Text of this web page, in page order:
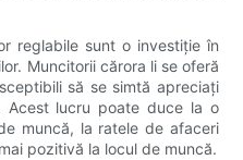
reglabile sunt o investiție în
Muncitorii cărora li se oferă
să se simtă apreciați
Acest lucru poate duce la o
muncă, la ratele de afaceri
pozitivă la locul de muncă.